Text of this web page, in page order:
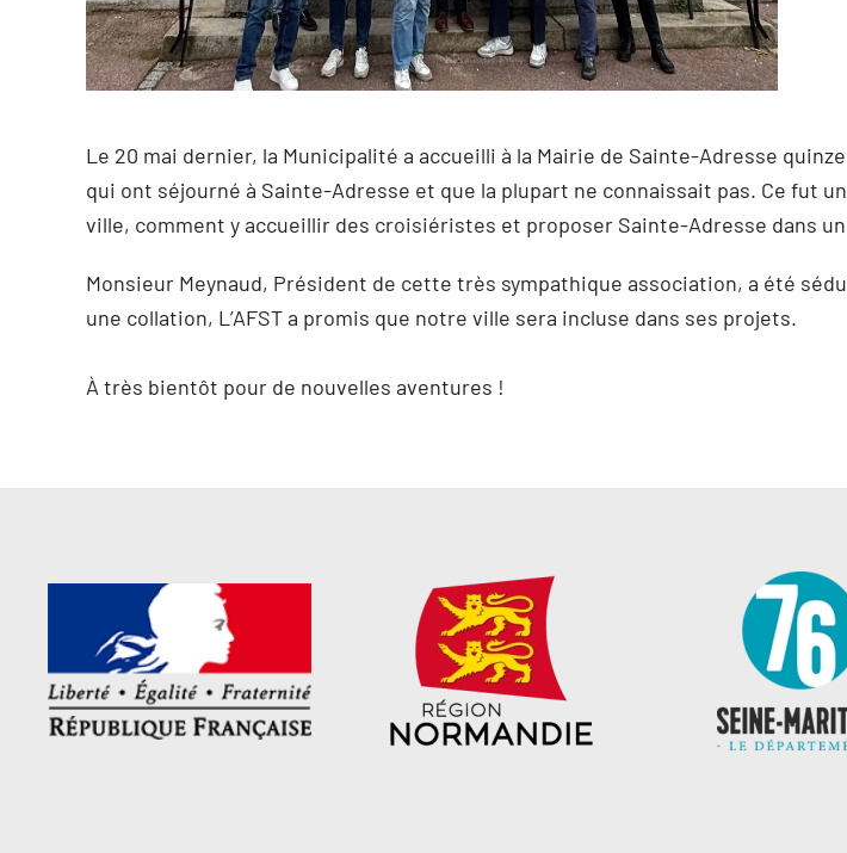
Le 20 mai dernier, la Municipalité a accueilli à la Mairie de Sainte-Adresse
qui ont séjourné à Sainte-Adresse et que la plupart ne connaissait pas. Ce fut
ville, comment y accueillir des croisiéristes et proposer Sainte-Adresse dans
Monsieur Meynaud, Président de cette très sympathique association, a été
une collation, L’AFST a promis que notre ville sera incluse dans ses projets.
À très bientôt pour de nouvelles aventures !